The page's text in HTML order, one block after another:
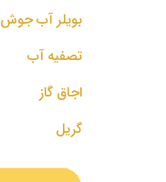
بویلر آب جوش
تصفیه آب
اجاق گاز
گریل